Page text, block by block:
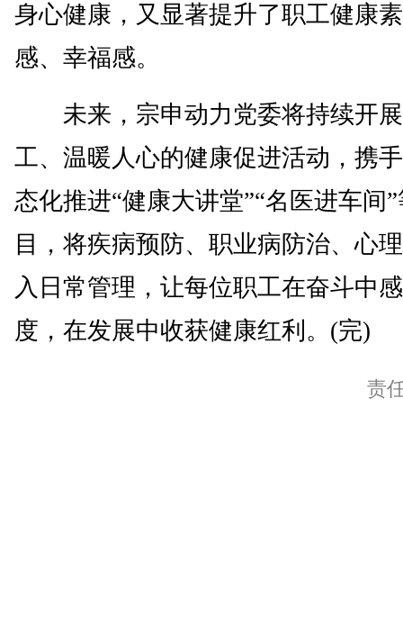
身心健康，又显著提升了职工健康
感、幸福感。
未来，宗申动力党委将持续开展
工、温暖人心的健康促进活动，携
态化推进“健康大讲堂”“名医进车间
目，将疾病预防、职业病防治、心
入日常管理，让每位职工在奋斗中
度，在发展中收获健康红利。(完)
责